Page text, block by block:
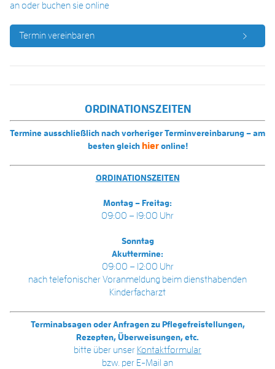
an oder buchen sie online
Termin vereinbaren
ORDINATIONSZEITEN
Termine ausschließlich nach vorheriger Terminvereinbarung – am
besten gleich hieronline!
ORDINATIONSZEITEN
Montag – Freitag:
09:00 – 19:00 Uhr
Sonntag
Akuttermine:
09:00 – 12:00 Uhr
nach telefonischer Voranmeldung beim diensthabenden
Kinderfacharzt
Terminabsagen oder Anfragen zu Pflegefreistellungen,
Rezepten, Überweisungen, etc.
bitte über unser Kontaktformular
bzw. per E-Mail an